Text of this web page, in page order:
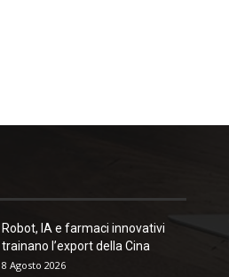
Robot, IA e farmaci innovativi
trainano l’export della Cina
8 Agosto 2026